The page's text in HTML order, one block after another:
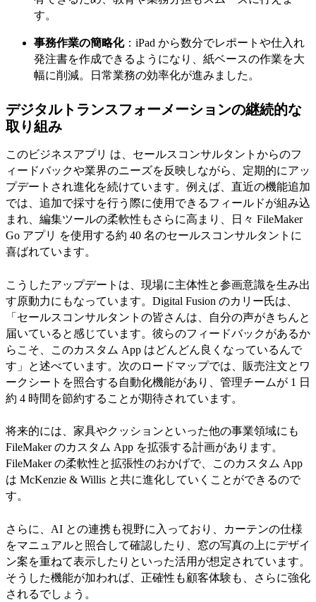
す。
事務作業の簡略化：iPad から数分でレポートや仕入れ
発注書を作成できるようになり、紙ベースの作業を大
幅に削減。日常業務の効率化が進みました。
デジタルトランスフォーメーションの継続的な
取り組み
このビジネスアプリ は、セールスコンサルタントからのフ
ィードバックや業界のニーズを反映しながら、定期的にアッ
プデートされ進化を続けています。例えば、直近の機能追加
では、追加で採寸を行う際に使用できるフィールドが組み込
まれ、編集ツールの柔軟性もさらに高まり、日々 FileMaker
Go アプリ を使用する約 40 名のセールスコンサルタントに
喜ばれています。
こうしたアップデートは、現場に主体性と参画意識を生み出
す原動力にもなっています。Digital Fusion のカリー氏は、
「セールスコンサルタントの皆さんは、自分の声がきちんと
届いていると感じています。彼らのフィードバックがあるか
らこそ、このカスタム App はどんどん良くなっているんで
す」と述べています。次のロードマップでは、販売注文とワ
ークシートを照合する自動化機能があり、管理チームが 1 日
約 4 時間を節約することが期待されています。
将来的には、家具やクッションといった他の事業領域にも
FileMaker のカスタム App を拡張する計画があります。
FileMaker の柔軟性と拡張性のおかげで、このカスタム App
は McKenzie & Willis と共に進化していくことができるので
す。
さらに、AI との連携も視野に入っており、カーテンの仕様
をマニュアルと照合して確認したり、窓の写真の上にデザイ
ン案を重ねて表示したりといった活用が想定されています。
そうした機能が加われば、正確性も顧客体験も、さらに強化
されるでしょう。